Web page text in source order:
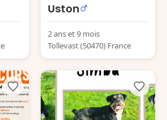
Uston
2 ans et 9 mois
Tollevast (50470) France